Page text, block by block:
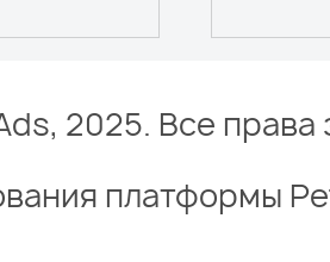
2025. Все
платформы